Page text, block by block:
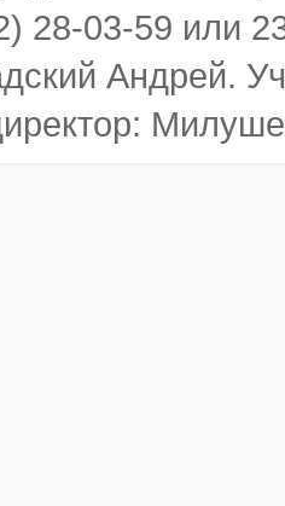
28-03-59 или
Андрей.